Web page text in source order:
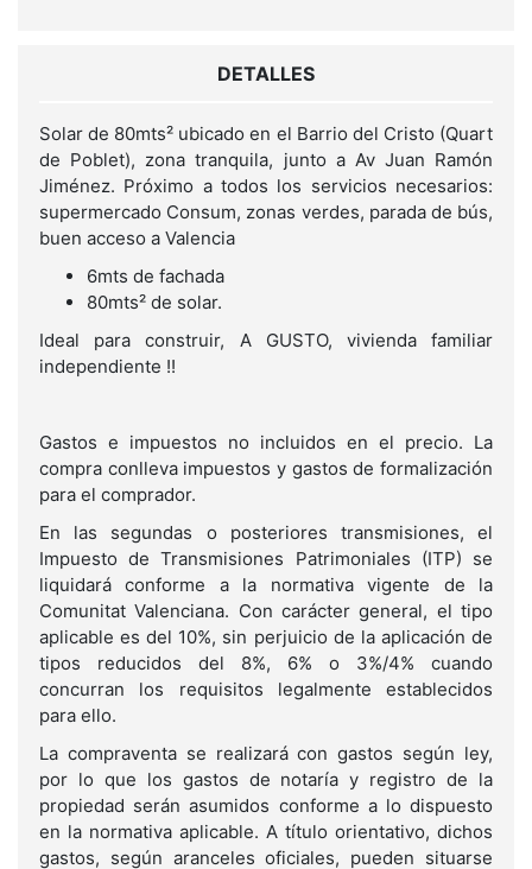
DETALLES
Solar de 80mts² ubicado en el Barrio del Cristo (Quart
de Poblet), zona tranquila, junto a Av Juan Ramón
Jiménez. Próximo a todos los servicios necesarios:
supermercado Consum, zonas verdes, parada de bús,
buen acceso a Valencia
6mts de fachada
80mts² de solar.
Ideal para construir, A GUSTO, vivienda familiar
independiente !!
Gastos e impuestos no incluidos en el precio. La
compra conlleva impuestos y gastos de formalización
para el comprador.
En las segundas o posteriores transmisiones, el
Impuesto de Transmisiones Patrimoniales (ITP) se
liquidará conforme a la normativa vigente de la
Comunitat Valenciana. Con carácter general, el tipo
aplicable es del 10%, sin perjuicio de la aplicación de
tipos reducidos del 8%, 6% o 3%/4% cuando
concurran los requisitos legalmente establecidos
para ello.
La compraventa se realizará con gastos según ley,
por lo que los gastos de notaría y registro de la
propiedad serán asumidos conforme a lo dispuesto
en la normativa aplicable. A título orientativo, dichos
gastos, según aranceles oficiales, pueden situarse